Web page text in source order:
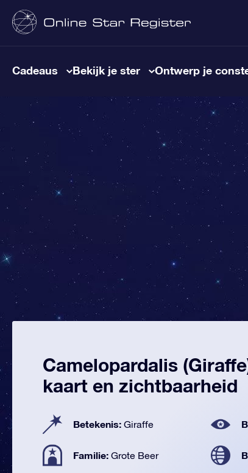
Cadeaus Bekijk je ster Ontwerp je
Camelopardalis
kaart en zichtbaarheid
Betekenis: Giraffe
Familie: Grote Beer